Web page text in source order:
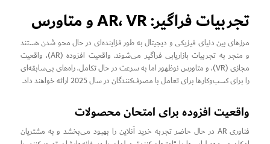
تجربیات فراگیر: AR، VR و متاورس
مرزهای بین دنیای فیزیکی و دیجیتال به طور فزاینده‌ای در حال محو شدن هستند
و منجر به تجربیات بازاریابی فراگیر می‌شوند. واقعیت افزوده (AR)، واقعیت
مجازی (VR)، و متاورس نوظهور اما به سرعت در حال تکامل، راه‌های بی‌سابقه‌ای
را برای کسب‌وکارها برای تعامل با مصرف‌کنندگان در سال 2025 ارائه خواهند داد.
واقعیت افزوده برای امتحان محصولات
فناوری AR در حال حاضر تجربه خرید آنلاین را بهبود می‌بخشد و به مشتریان